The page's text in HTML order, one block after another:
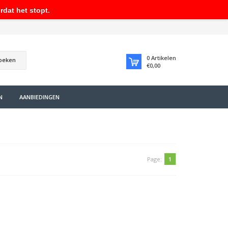
0 Artikelen
€0,00
AANBIEDINGEN
Page: 1
het stopt.